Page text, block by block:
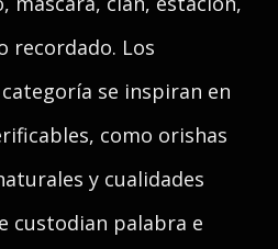
recordado. Los
se inspiran en
como orishas
y cualidades
custodian palabra e